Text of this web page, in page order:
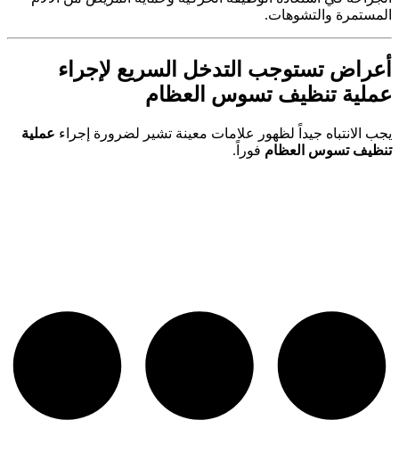
المستمرة والتشوهات.
أعراض تستوجب التدخل السريع لإجراء
عملية تنظيف تسوس العظام
يجب الانتباه جيداً لظهور علامات معينة تشير لضرورة إجراء عملية
تنظيف تسوس العظام فوراً.